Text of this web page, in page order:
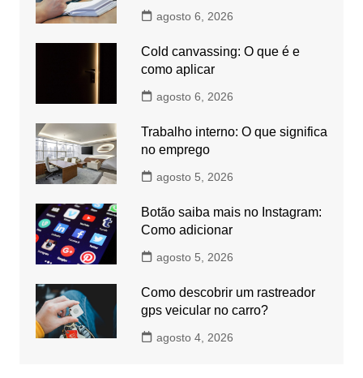
agosto 6, 2026
Cold canvassing: O que é e
como aplicar
agosto 6, 2026
Trabalho interno: O que significa
no emprego
agosto 5, 2026
Botão saiba mais no Instagram:
Como adicionar
agosto 5, 2026
Como descobrir um rastreador
gps veicular no carro?
agosto 4, 2026